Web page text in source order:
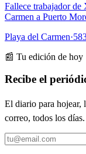
Fallece trabajador de
Carmen a Puerto
Playa del Carmen·
📰 Tu edición de hoy
Recibe el
El diario para hojear,
correo, todos los